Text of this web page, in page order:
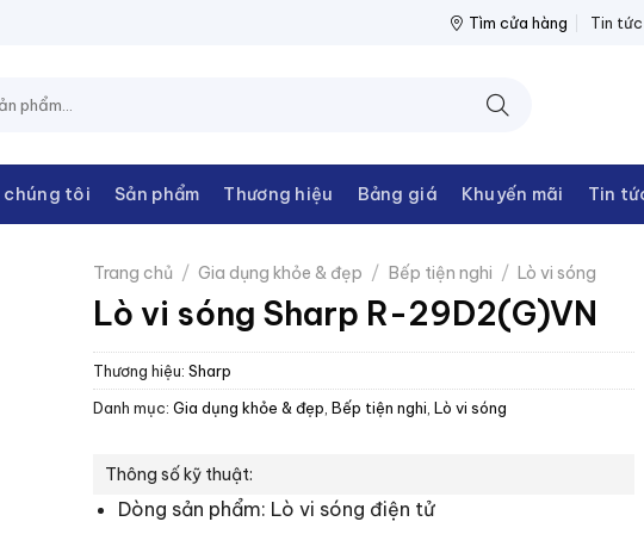
CHÂU NPP THIẾT BỊ ĐIỆN THANH
Tìm cửa hàng Tin tức
chúng tôi Sản phẩm Thương hiệu Bảng giá Khuyến mãi Tin
Trang chủ / Gia dụng khỏe & đẹp / Bếp tiện nghi / Lò vi sóng
Lò vi sóng Sharp R-29D2(G)VN
Thương hiệu: Sharp
Danh mục: Gia dụng khỏe & đẹp Bếp tiện nghi Lò vi sóng
Thông số kỹ thuật:
Dòng sản phẩm: Lò vi sóng điện tử